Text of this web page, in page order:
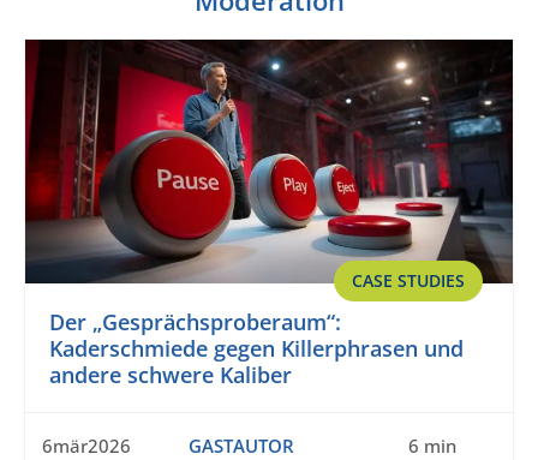
CASE STUDIES
Der „Gesprächsproberaum“:
Kaderschmiede gegen Killerphrasen und
andere schwere Kaliber
6mär2026 GASTAUTOR 6 min